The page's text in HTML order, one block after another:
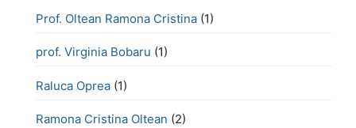
Prof. Oltean Ramona Cristina (1)
prof. Virginia Bobaru (1)
Raluca Oprea (1)
Ramona Cristina Oltean (2)